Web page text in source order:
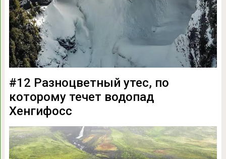
#12 Разноцветный утес, по
которому течет водопад
Хенгифосс